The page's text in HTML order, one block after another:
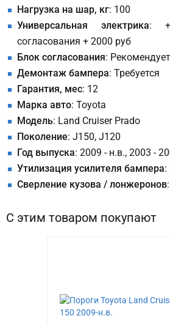
Нагрузка на шар, кг: 100
Универсальная электрика: +
согласования + 2000 руб
Блок согласования:
Демонтаж бампера: Требуется
Гарантия, мес: 12
Марка авто: Toyota
Модель: Land Cruiser Prado
Поколение: J150, J120
Год выпуска: 2009 - н.в., 2003 -
Утилизация усилителя бампера:
Сверление кузова / лонжеронов
С этим товаром покупают